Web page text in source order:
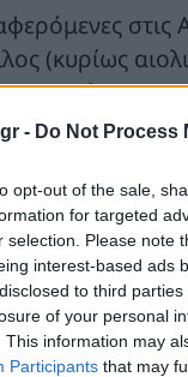
- Do Not Process
opt-out of the sale,
for targeted
selection. Please note
interest-based ads
to third
of your personal
This information may
Participants that may
στις
(κυρίως
αναπτύσσονται
τις περικοπές
είναι
η
είχε επίσης
μετοχή στους